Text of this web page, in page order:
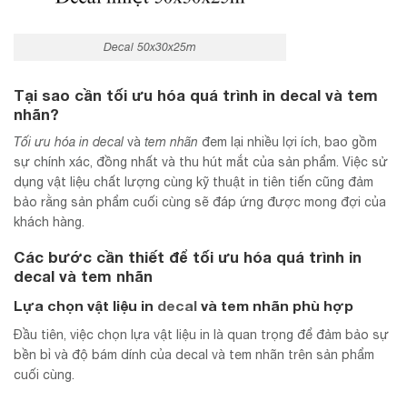
Decal 50x30x25m
Tại sao cần tối ưu hóa quá trình in decal và tem
nhãn?
Tối ưu hóa in decal và tem nhãn đem lại nhiều lợi ích, bao gồm
sự chính xác, đồng nhất và thu hút mắt của sản phẩm. Việc sử
dụng vật liệu chất lượng cùng kỹ thuật in tiên tiến cũng đảm
bảo rằng sản phẩm cuối cùng sẽ đáp ứng được mong đợi của
khách hàng.
Các bước cần thiết để tối ưu hóa quá trình in
decal và tem nhãn
Lựa chọn vật liệu in decal và tem nhãn phù hợp
Đầu tiên, việc chọn lựa vật liệu in là quan trọng để đảm bảo sự
bền bỉ và độ bám dính của decal và tem nhãn trên sản phẩm
cuối cùng.